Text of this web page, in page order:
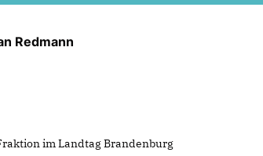
Redmann
im Landtag Brandenburg